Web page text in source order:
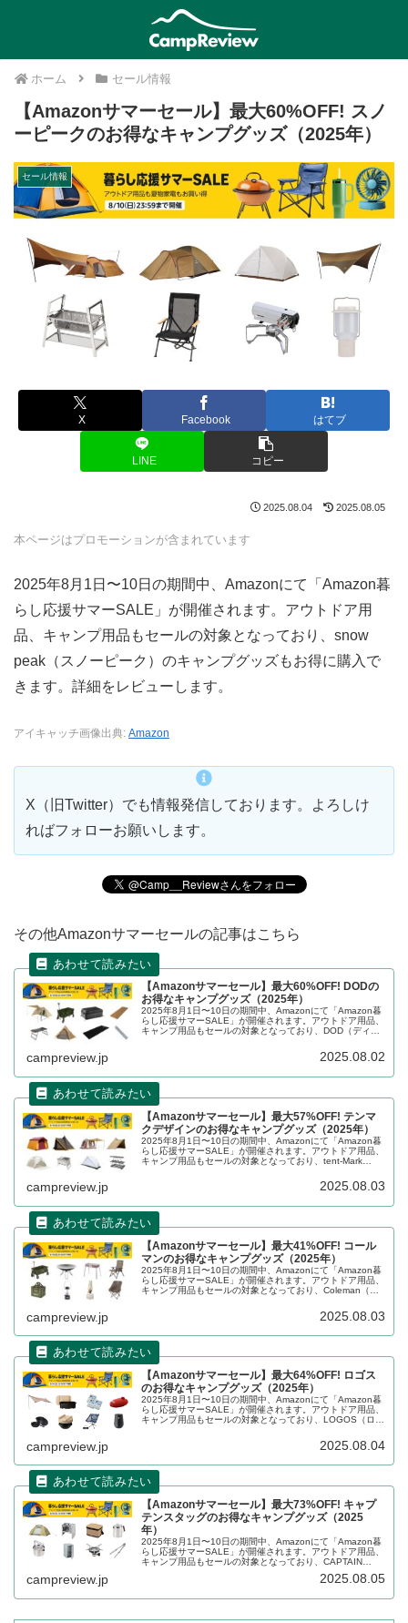
ホーム セール情報
【Amazonサマーセール】最大60%OFF! スノ
ーピークのお得なキャンプグッズ（2025年）
セール情報
X Facebook はてブ
LINE コピー
2025.08.04 2025.08.05
本ページはプロモーションが含まれています
2025年8月1日〜10日の期間中、Amazonにて「Amazon暮
らし応援サマーSALE」が開催されます。アウトドア用
品、キャンプ用品もセールの対象となっており、snow
peak（スノーピーク）のキャンプグッズもお得に購入で
きます。詳細をレビューします。
アイキャッチ画像出典: Amazon
X（旧Twitter）でも情報発信しております。よろしけ
ればフォローお願いします。
その他Amazonサマーセールの記事はこちら
【Amazonサマーセール】最大60%OFF! DODの
お得なキャンプグッズ（2025年）
2025年8月1日〜10日の期間中、Amazonにて「Amazon暮
らし応援サマーSALE」が開催されます。アウトドア用品、
キャンプ用品もセールの対象となっており、DOD（ディー
campreview.jp 2025.08.02
【Amazonサマーセール】最大57%OFF! テンマ
クデザインのお得なキャンプグッズ（2025年）
2025年8月1日〜10日の期間中、Amazonにて「Amazon暮
らし応援サマーSALE」が開催されます。アウトドア用品、
キャンプ用品もセールの対象となっており、tent-Mark
campreview.jp 2025.08.03
【Amazonサマーセール】最大41%OFF! コール
マンのお得なキャンプグッズ（2025年）
2025年8月1日〜10日の期間中、Amazonにて「Amazon暮
らし応援サマーSALE」が開催されます。アウトドア用品、
キャンプ用品もセールの対象となっており、Coleman（コ
campreview.jp 2025.08.03
【Amazonサマーセール】最大64%OFF! ロゴス
のお得なキャンプグッズ（2025年）
2025年8月1日〜10日の期間中、Amazonにて「Amazon暮
らし応援サマーSALE」が開催されます。アウトドア用品、
キャンプ用品もセールの対象となっており、LOGOS（ロゴ
campreview.jp 2025.08.04
【Amazonサマーセール】最大73%OFF! キャプ
テンスタッグのお得なキャンプグッズ（2025
年）
2025年8月1日〜10日の期間中、Amazonにて「Amazon暮
らし応援サマーSALE」が開催されます。アウトドア用品、
キャンプ用品もセールの対象となっており、CAPTAIN
campreview.jp 2025.08.05